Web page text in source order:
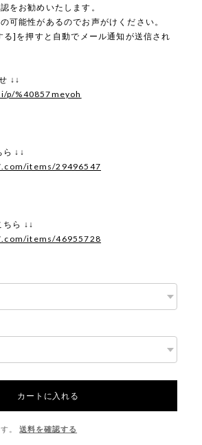
をお勧めいたします。
可能性があるのでお声がけください。
]を押すと自動でメール通知が送信され
↓↓
%40857meyoh
ら ↓↓
items/29496547
ちら ↓↓
items/46955728
カートに入れる
。 送料を確認する